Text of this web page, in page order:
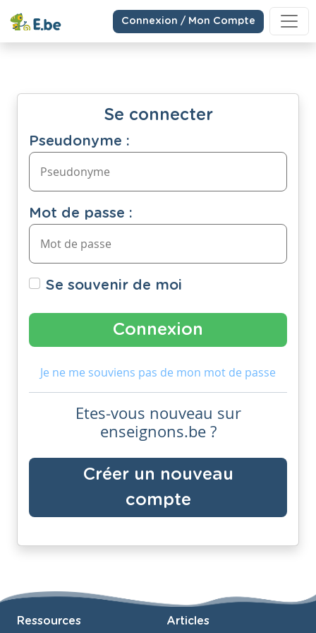
Connexion / Mon Compte
Se connecter
Pseudonyme :
Mot de passe :
Se souvenir de moi
Je ne me souviens pas de mon mot de passe
Etes-vous nouveau sur
enseignons.be ?
Créer un nouveau
compte
Ressources Articles